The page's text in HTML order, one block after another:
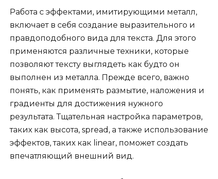
Работа с эффектами, имитирующими металл,
включает в себя создание выразительного и
правдоподобного вида для текста. Для этого
применяются различные техники, которые
позволяют тексту выглядеть как будто он
выполнен из металла. Прежде всего, важно
понять, как применять размытие, наложения и
градиенты для достижения нужного
результата. Тщательная настройка параметров,
таких как высота, spread, а также использование
эффектов, таких как linear, поможет создать
впечатляющий внешний вид.